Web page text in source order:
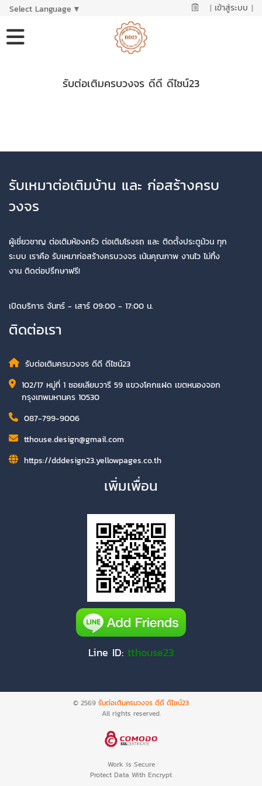
Select Language ▼ | เข้าสู่ระบบ |
รับต่อเติมครบวงจร ดีดี ดีไซน์23
รับเหมาต่อเติมบ้าน และ ก่อสร้างครบ
วงจร
ผู้เชี่ยวชาญ ต่อเติมห้องครัว ต่อเติมโรงรถ และ ติดตั้งประตูม้วน ทุก
ระบบ เราคือ รับเหมาก่อสร้างครบวงจร เน้นคุณภาพ งานไว ไม่ทิ้ง
งาน ติดต่อปรึกษาฟรี!
เปิดบริการ จันทร์ - เสาร์ 09:00 - 17:00 น.
ติดต่อเรา
รับต่อเติมครบวงจร ดีดี ดีไซน์23
102/17 หมู่ที่ 1 ซอยเลียบวารี 59 แขวงโคกแฝด เขตหนองจอก
กรุงเทพมหานคร 10530
087-799-9006
tthouse.design@gmail.com
https://dddesign23.yellowpages.co.th
เพิ่มเพื่อน
Line ID: tthouse23
© 2569 รับต่อเติมครบวงจร ดีดี ดีไซน์23
All rights reserved.
Work is Secure
Protect Data With Encrypt